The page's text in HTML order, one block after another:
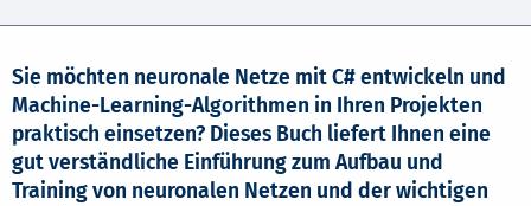
Sie möchten neuronale Netze mit C# entwickeln und
Machine-Learning-Algorithmen in Ihren Projekten
praktisch einsetzen? Dieses Buch liefert Ihnen eine
gut verständliche Einführung zum Aufbau und
Training von neuronalen Netzen und der wichtigen